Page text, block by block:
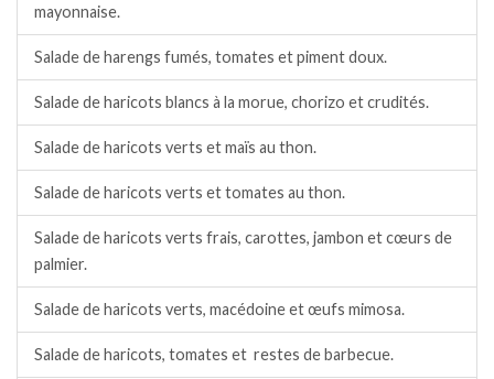
mayonnaise.
Salade de harengs fumés, tomates et piment doux.
Salade de haricots blancs à la morue, chorizo et crudités.
Salade de haricots verts et maïs au thon.
Salade de haricots verts et tomates au thon.
Salade de haricots verts frais, carottes, jambon et cœurs de
palmier.
Salade de haricots verts, macédoine et œufs mimosa.
Salade de haricots, tomates et restes de barbecue.